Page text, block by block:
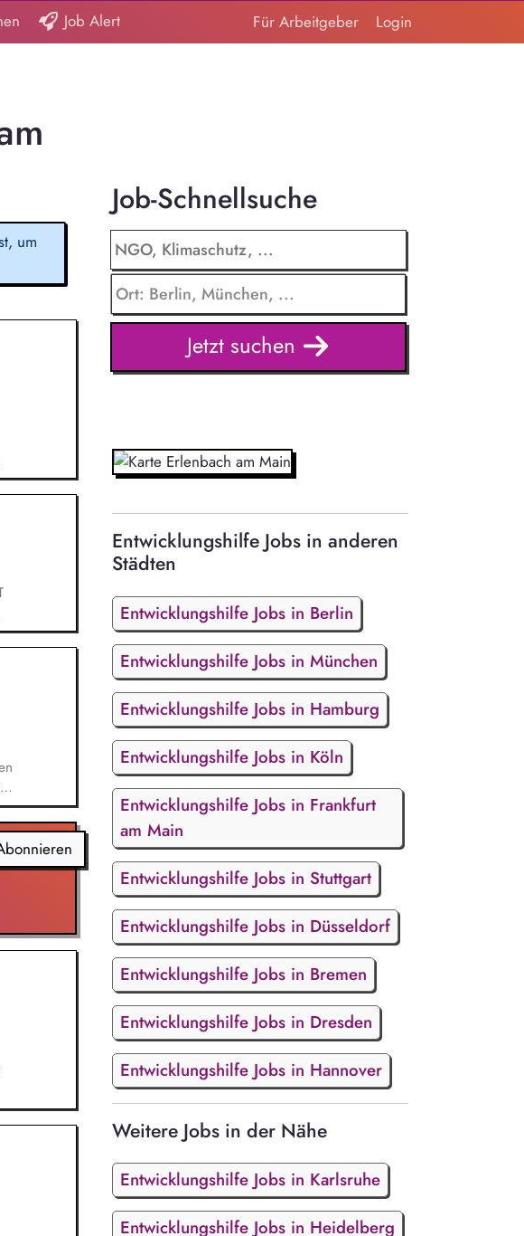
Job Alert Für Arbeitgeber Login
um
Job-Schnellsuche
Jetzt suchen
Entwicklungshilfe Jobs in anderen
Städten
Entwicklungshilfe Jobs in Berlin
Entwicklungshilfe Jobs in München
Entwicklungshilfe Jobs in Hamburg
Entwicklungshilfe Jobs in Köln
Entwicklungshilfe Jobs in Frankfurt
am Main
Entwicklungshilfe Jobs in Stuttgart
Entwicklungshilfe Jobs in Düsseldorf
Entwicklungshilfe Jobs in Bremen
Entwicklungshilfe Jobs in Dresden
Entwicklungshilfe Jobs in Hannover
Weitere Jobs in der Nähe
Entwicklungshilfe Jobs in Karlsruhe
Entwicklungshilfe Jobs in Heidelberg